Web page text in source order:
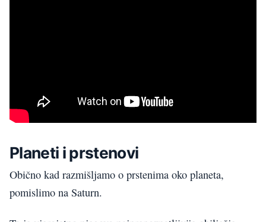
Planeti iprstenovi
Obično kad razmišljamo o prstenima oko planeta,
pomislimo na Saturn.